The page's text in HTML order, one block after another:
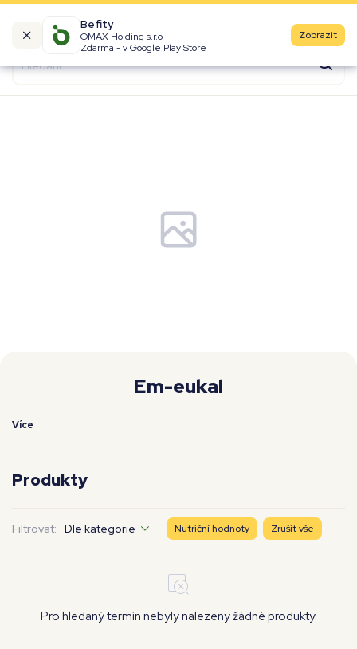
Befity
OMAX Holding s.r.o
Zdarma - v Google Play Store
Zobrazit
Kalorické tabulky
Em-eukal
Více
Produkty
Filtrovat: Dle kategorie Nutriční hodnoty Zrušit vše
Pro hledaný termín nebyly nalezeny žádné produkty.